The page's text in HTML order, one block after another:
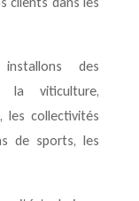
des
la viticulture,
les collectivités
de sports, les